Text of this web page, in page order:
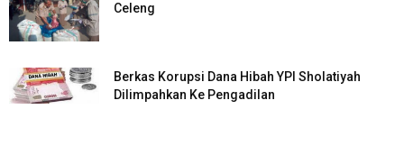
Celeng
Berkas Korupsi Dana Hibah YPI Sholatiyah
Dilimpahkan Ke Pengadilan